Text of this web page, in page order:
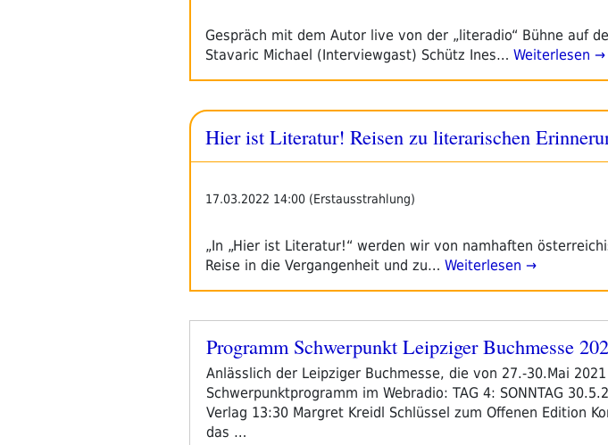
Gespräch mit dem Autor live von der „literadio“ Bühne auf
Stavaric Michael (Interviewgast) Schütz Ines… Weiterlesen →
Hier ist Literatur! Reisen zu literarischen
17.03.2022 14:00 (Erstausstrahlung)
„In „Hier ist Literatur!“ werden wir von namhaften
Reise in die Vergangenheit und zu… Weiterlesen →
Veröffentlicht
Programm Schwerpunkt Leipziger Buchmesse
Anlässlich der Leipziger Buchmesse, die von 27.-30.Mai
Schwerpunktprogramm im Webradio: TAG 4: SONNTAG
Verlag 13:30 Margret Kreidl Schlüssel zum Offenen Edition
das …